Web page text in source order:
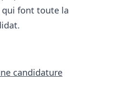
qui font toute la
candidature